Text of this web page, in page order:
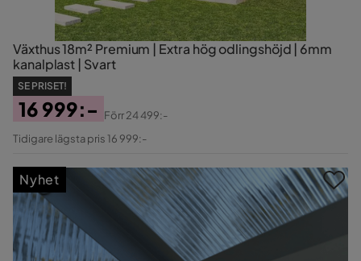
Växthus 18m² Premium | Extra hög odlingshöjd | 6mm
kanalplast | Svart
SE PRISET!
Pris
16 999:-
Original
Förr24 499:-
Tidigare lägsta pris 16 999:-
Nyhet